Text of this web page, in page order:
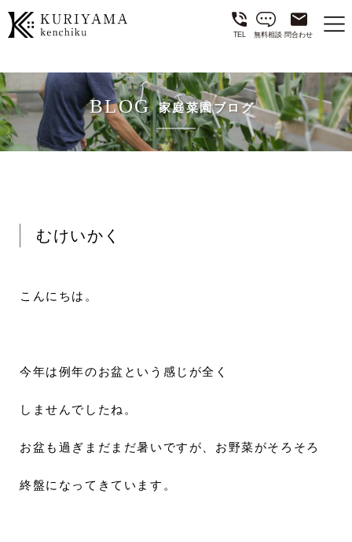
TEL 無料相談 問合わせ
BLOG 家庭菜園ブログ
むけいかく
こんにちは。
今年は例年のお盆という感じが全く
しませんでしたね。
お盆も過ぎまだまだ暑いですが、お野菜がそろそろ
終盤になってきています。